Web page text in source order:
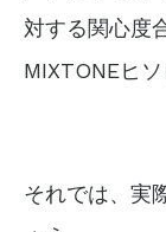
対する関心度
MIXTONEヒソ
それでは、実